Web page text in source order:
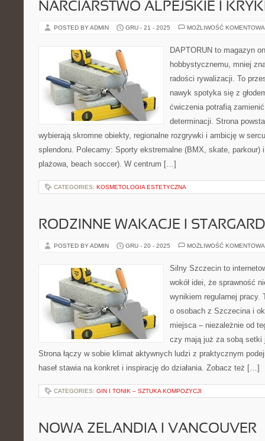
NARCIARSTWO ALPEJSKIE I
POSTED BY ADMIN GRU - 21 - 2025 MOŻLIWOŚĆ
DAPTORUN to magazyn
hobbystycznemu, mniej
radości rywalizacji. To
nawyk spotyka się z
ćwiczenia potrafią
determinacji. Strona
wybierają skromne obiekty, regionalne rozgrywki i ambicję w
splendoru. Polecamy: Sporty ekstremalne (BMX, skate, parkour)
plażowa, beach soccer). W centrum […]
CATEGORIES: KOSMETOLOGIA ESTETYCZNA
RODZINNE WAKACJE I STARGARD
POSTED BY ADMIN GRU - 20 - 2025 MOŻLIWOŚĆ
Silny Szczecin to
wokół idei, że sprawność
wynikiem regularnej pracy.
o osobach z Szczecina i
miejsca – niezależnie od
czy mają już za sobą setki
Strona łączy w sobie klimat aktywnych ludzi z praktycznym
haseł stawia na konkret i inspirację do działania. Zobacz też […]
CATEGORIES: GIN I TONIK – SZTUKA KOMPOZYCJI
NOWA ZELANDIA I VANCOUVER